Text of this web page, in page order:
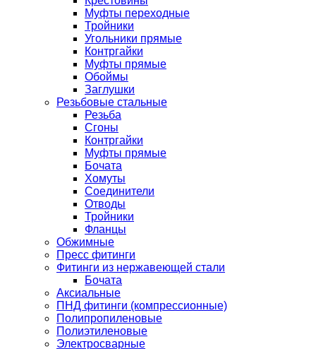
Муфты переходные
Тройники
Угольники прямые
Контргайки
Муфты прямые
Обоймы
Заглушки
Резьбовые стальные
Резьба
Сгоны
Контргайки
Муфты прямые
Бочата
Хомуты
Соединители
Отводы
Тройники
Фланцы
Обжимные
Пресс фитинги
Фитинги из нержавеющей стали
Бочата
Аксиальные
ПНД фитинги (компрессионные)
Полипропиленовые
Полиэтиленовые
Электросварные